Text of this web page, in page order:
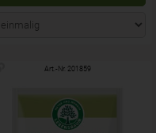
Art.-Nr. 201859